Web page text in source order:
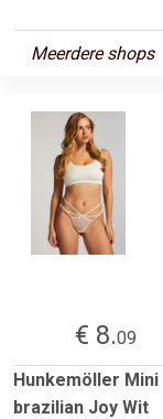
Meerdere shops
€ 8.09
Hunkemöller Mini
brazilian Joy Wit